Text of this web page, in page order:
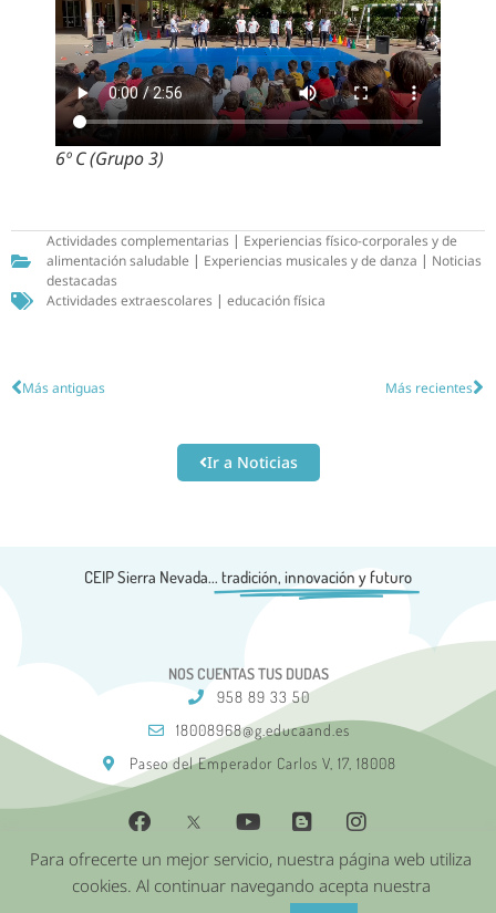
6º C (Grupo 3)
Actividades complementarias
Experiencias físico-corporales y de
alimentación saludable
Experiencias musicales y de danza
Noticias
destacadas
Actividades extraescolares
educación física
Más antiguas Más recientes
Ir a Noticias
CEIP Sierra Nevada... tradición, innovación y futuro
NOS CUENTAS TUS DUDAS
958 89 33 50
18008968@g.educaand.es
Paseo del Emperador Carlos V, 17, 18008
Aviso Legal Política de Cookies Política de privacidad
Para ofrecerte un mejor servicio, nuestra página web utiliza
cookies. Al continuar navegando acepta nuestra